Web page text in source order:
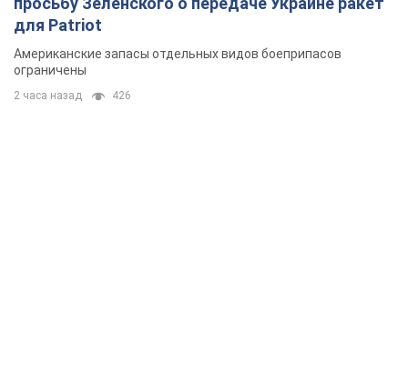
для Patriot
Американские запасы отдельных видов боеприпасов
ограничены
2 часа назад 426